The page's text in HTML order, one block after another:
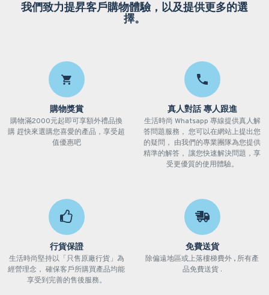
我們致力提昇客戶購物體驗，以及提供更多的選
擇。
購物獎賞
購物滿2000元起即可享額外禮品換
購 趕快來選購您喜愛的產品，享受超
值優惠吧
真人對話 專人跟進
生活時尚 Whatsapp 專線提供真人解
答問題服務， 您可以在網站上提出您
的疑問， 由我們的專業團隊為您提供
精準的解答， 讓您快速解決問題，享
受更優質的使用體驗。
行貨保證
生活時尚堅持以「只售原廠行貨」為
經營理念， 確保客戶所購買產品均能
享受到完善的售後服務。
免費送貨
除偏遠地區或上落樓梯費外 , 所有產
品免費送貨 .